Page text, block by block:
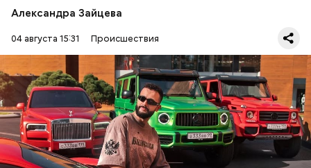
Александра Зайцева
04 августа 15:31 Происшествия
В мае 2025 года МВД РФ объявило в
международный розыскблогера Гусейна Гасанова.
В его отношении возбудили уголовное дело о
Фото: База розыска МВД РФ